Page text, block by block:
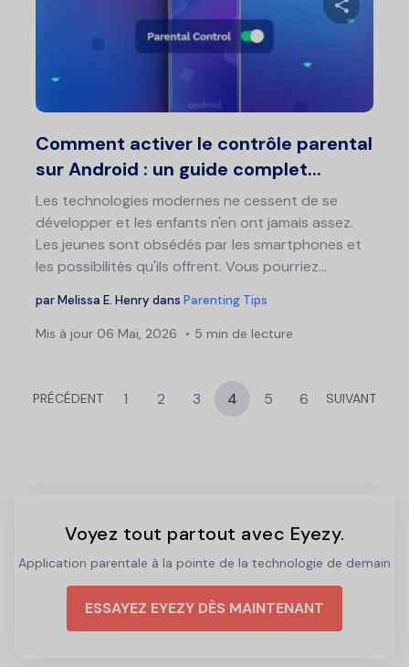
Comment activer le contrôle parental
sur Android : un guide complet...
Les technologies modernes ne cessent de se
développer et les enfants n'en ont jamais assez.
Les jeunes sont obsédés par les smartphones et
les possibilités qu'ils offrent. Vous pourriez...
parMelissa E. Henry dans Parenting Tips
Mis à jour 06 Mai, 2026 5 min de lecture
PRÉCÉDENT 1 2 3 4 5 6 SUIVANT
Voyez tout partout avec Eyezy.
Application parentale à la pointe de la technologie de demain
ESSAYEZ EYEZY DÈS MAINTENANT